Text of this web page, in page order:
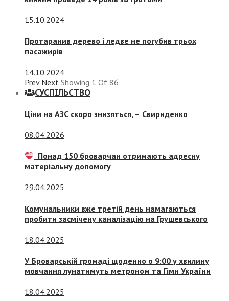
15.10.2024
Протаранив дерево і ледве не погубив трьох
пасажирів
14.10.2024
Prev Next Showing 1 Of 86
СУСПIЛЬСТВО
Ціни на АЗС скоро знизяться, – Свириденко
08.04.2026
Понад 150 броварчан отримають адресну
матеріальну допомогу
29.04.2025
Комунальники вже третій день намагаються
пробити засмічену каналізацію на Грушевського
18.04.2025
У Броварській громаді щоденно о 9:00 у хвилину
мовчання лунатимуть метроном та Гімн України
18.04.2025